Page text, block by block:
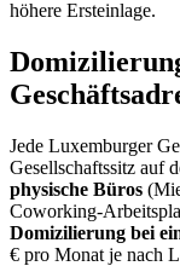
höhere Ersteinlage.
Jede Luxemburger
Gesellschaftssitz auf
physische Büros
Coworking-
Domizilierung bei
€ pro Monat je nach